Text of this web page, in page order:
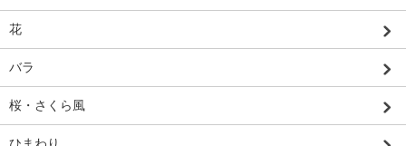
花
バラ
桜・さくら風